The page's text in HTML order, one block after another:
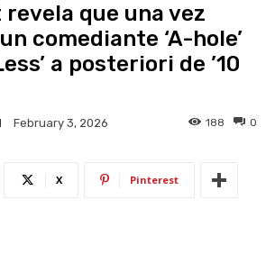
que una vez
comediante ‘A-hole’
a posteriori de ’10
February 3, 2026 0
188
X Pinterest